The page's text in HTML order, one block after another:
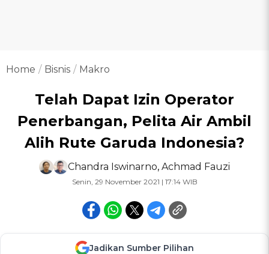
Home Bisnis Makro
Telah Dapat Izin Operator
Penerbangan, Pelita Air Ambil
Alih Rute Garuda Indonesia?
Chandra Iswinarno, Achmad Fauzi
Senin, 29 November 2021 | 17:14 WIB
Jadikan Sumber Pilihan